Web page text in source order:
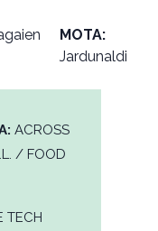
MOTA:
Jardunaldi
ACROSS
/ FOOD
TECH